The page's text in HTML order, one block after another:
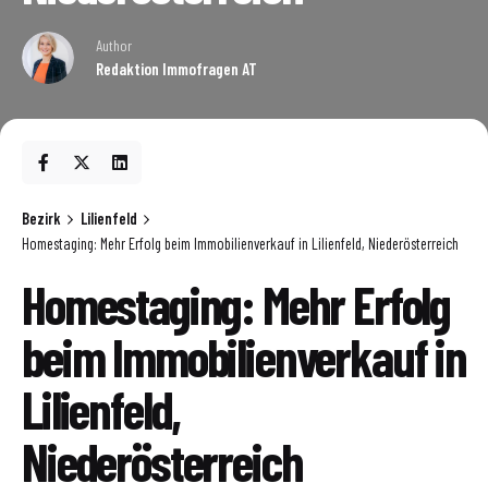
Author
Redaktion Immofragen AT
Bezirk
Lilienfeld
Homestaging: Mehr Erfolg beim Immobilienverkauf in Lilienfeld, Niederösterreich
Homestaging: Mehr Erfolg
beim Immobilienverkauf in
Lilienfeld,
Niederösterreich